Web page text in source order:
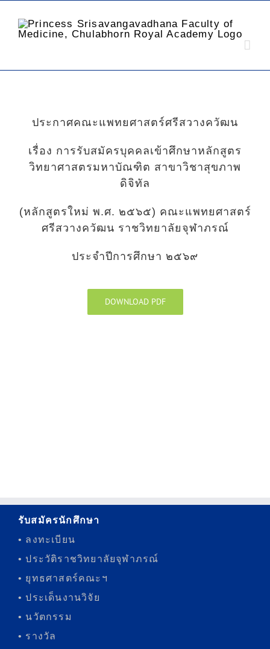
ประกาศคณะแพทยศาสตร์ศรีสวางควัฒน
เรื่อง การรับสมัครบุคคลเข้าศึกษาหลักสูตร
วิทยาศาสตรมหาบัณฑิต สาขาวิชาสุขภาพ
ดิจิทัล
(หลักสูตรใหม่ พ.ศ. ๒๕๖๕) คณะแพทยศาสตร์
ศรีสวางควัฒน ราชวิทยาลัยจุฬาภรณ์
ประจำปีการศึกษา ๒๕๖๙
DOWNLOAD PDF
รับสมัครนักศึกษา
• ลงทะเบียน
• ประวัติราชวิทยาลัยจุฬาภรณ์
• ยุทธศาสตร์คณะฯ
• ประเด็นงานวิจัย
• นวัตกรรม
• รางวัล